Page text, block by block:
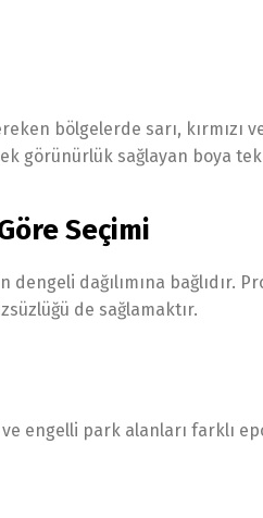
bölgelerde sarı, kırmızı
görünürlük sağlayan boya
Seçimi
dağılımına bağlıdır.
de sağlamaktır.
engelli park alanları farklı